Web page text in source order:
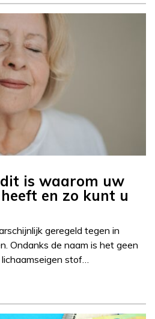
is waarom uw
en zo kunt u
geregeld tegen in
Ondanks de naam is het geen
stof…